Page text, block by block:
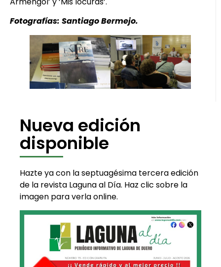
Fotografías: Santiago Bermejo.
Nueva edición
disponible
Hazte ya con la septuagésima tercera edición
de la revista Laguna al Día. Haz clic sobre la
imagen para verla online.